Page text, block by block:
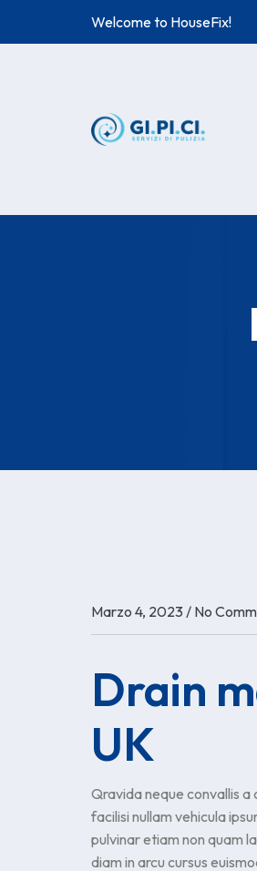
Welcome to HouseFix!
Marzo 4, 2023 / No
Drain
UK
Qravida neque convallis
facilisi nullam vehicula
pulvinar etiam non quam
diam in arcu cursus